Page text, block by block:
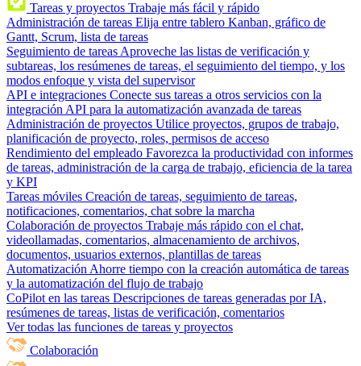
Tareas y proyectos Trabaje más fácil y rápido
Administración de tareas Elija entre tablero Kanban, gráfico de
Gantt, Scrum, lista de tareas
Seguimiento de tareas Aproveche las listas de verificación y
subtareas, los resúmenes de tareas, el seguimiento del tiempo, y los
modos enfoque y vista del supervisor
API e integraciones Conecte sus tareas a otros servicios con la
integración API para la automatización avanzada de tareas
Administración de proyectos Utilice proyectos, grupos de trabajo,
planificación de proyecto, roles, permisos de acceso
Rendimiento del empleado Favorezca la productividad con informes
de tareas, administración de la carga de trabajo, eficiencia de la tarea
y KPI
Tareas móviles Creación de tareas, seguimiento de tareas,
notificaciones, comentarios, chat sobre la marcha
Colaboración de proyectos Trabaje más rápido con el chat,
videollamadas, comentarios, almacenamiento de archivos,
documentos, usuarios externos, plantillas de tareas
Automatización Ahorre tiempo con la creación automática de tareas
y la automatización del flujo de trabajo
CoPilot en las tareas Descripciones de tareas generadas por IA,
resúmenes de tareas, listas de verificación, comentarios
Ver todas las funciones de tareas y proyectos
Colaboración